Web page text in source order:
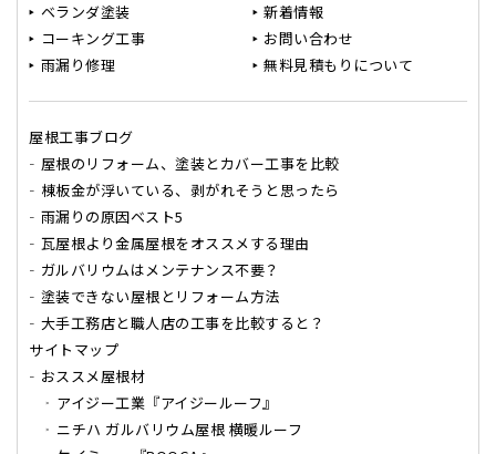
ベランダ塗装
コーキング工事
雨漏り修理
新着情報
お問い合わせ
無料見積もりについて
屋根工事ブログ
屋根のリフォーム、塗装とカバー工事を比較
棟板金が浮いている、剥がれそうと思ったら
雨漏りの原因ベスト5
瓦屋根より金属屋根をオススメする理由
ガルバリウムはメンテナンス不要？
塗装できない屋根とリフォーム方法
大手工務店と職人店の工事を比較すると？
サイトマップ
おススメ屋根材
アイジー工業『アイジールーフ』
ニチハ ガルバリウム屋根 横暖ルーフ